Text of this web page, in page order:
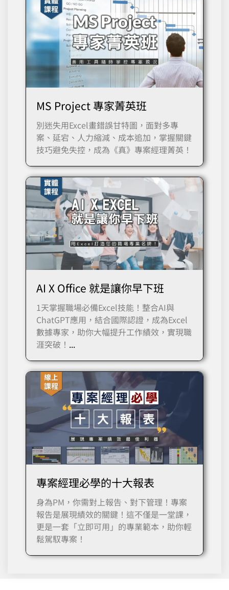
MS Project 專家菁英班
別迷失用Excel畫錯誤甘特圖，面對多專
案、延宕、人力縮減、成本追加，掌握關鍵
技巧避免失控，成為《真》專案經理菁英！
AI X Office 就是讓你早下班
1天掌握職場必備Excel技能！整合AI與
ChatGPT應用，結合國際認證，成為Excel
數據專家，助你大幅提升工作績效，實現職
涯突破！ ...
專案經理必學的十大報表
身為PM，你需對上報告、對下管理！專案
報告是展現績效的關鍵！這不僅是一堂課，
更是一套「立即可用」的專業範本，助你輕
鬆駕馭專案！